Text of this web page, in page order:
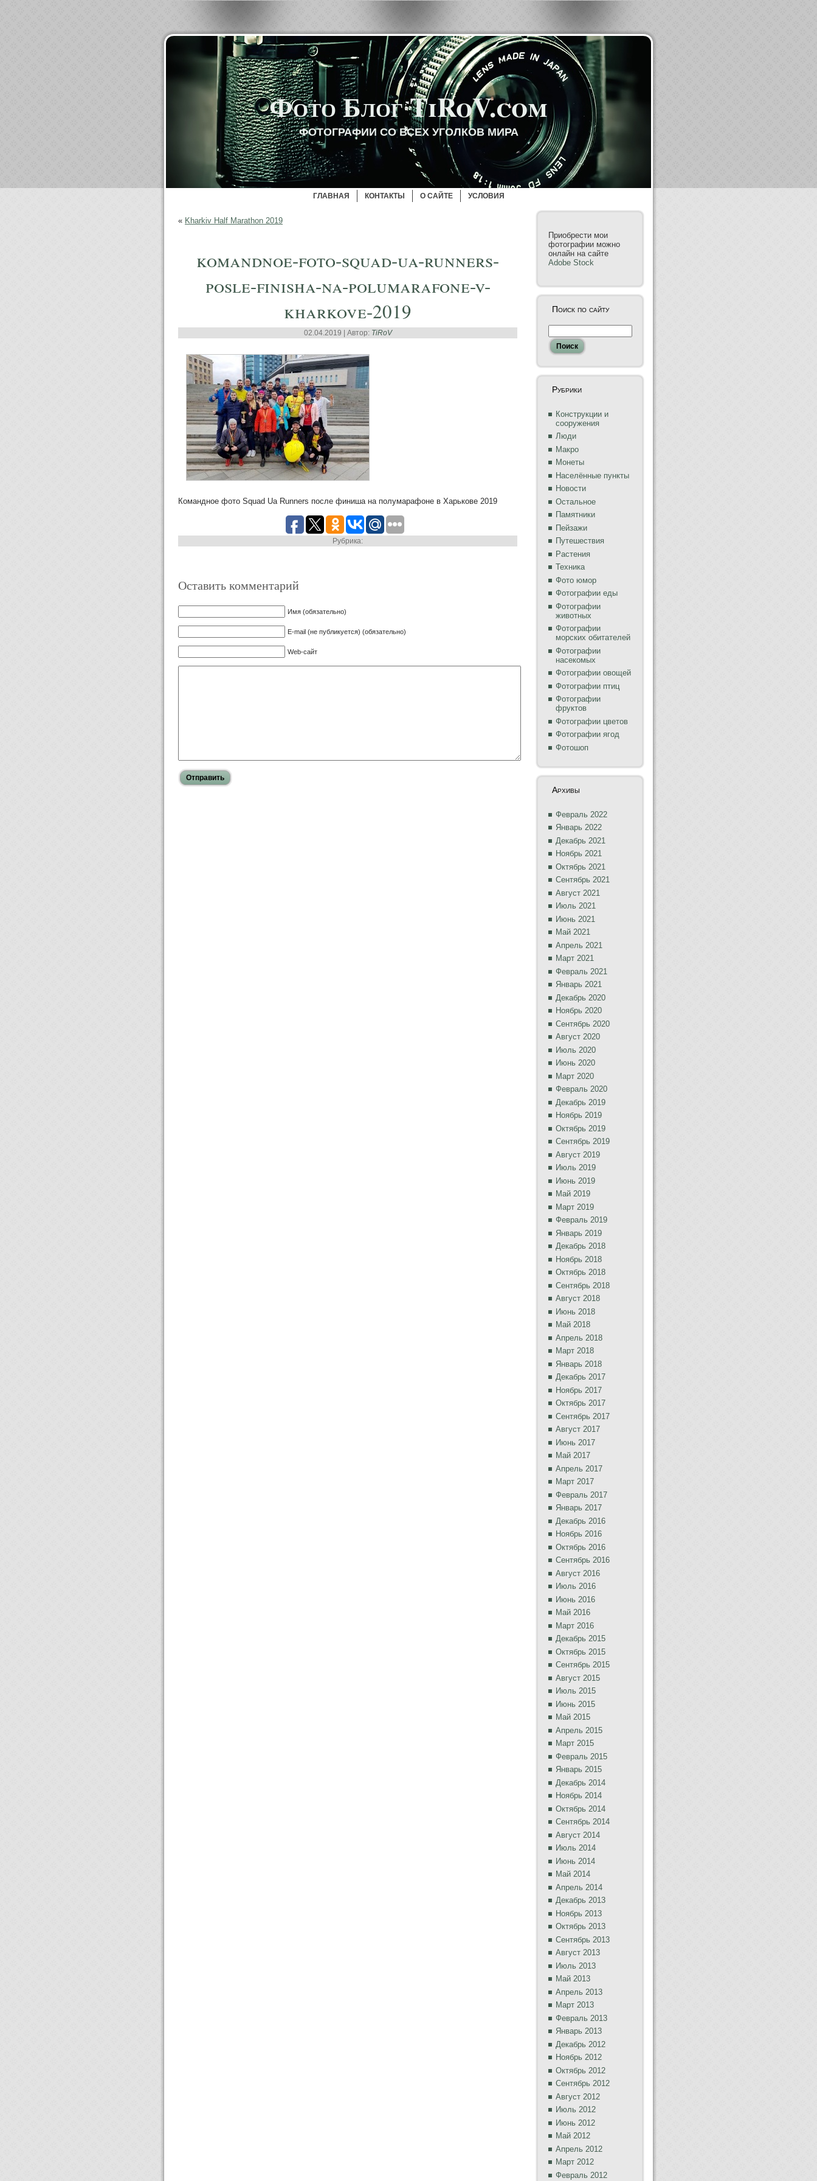
Фото Блог TiRoV.com
ФОТОГРАФИИ СО ВСЕХ УГОЛКОВ МИРА
ГЛАВНАЯ КОНТАКТЫ О САЙТЕ УСЛОВИЯ
« Kharkiv Half Marathon 2019
komandnoe-foto-squad-ua-runners-
posle-finisha-na-polumarafone-v-
kharkove-2019
02.04.2019 | Автор: TiRoV
Командное фото Squad Ua Runners после финиша на полумарафоне в Харькове 2019
Рубрика:
Оставить комментарий
Имя (обязательно)
E-mail (не публикуется) (обязательно)
Web-сайт
Приобрести мои
фотографии можно
онлайн на сайте
Adobe Stock
Поиск по сайту
Рубрики
Конструкции и
сооружения
Люди
Макро
Монеты
Населённые пункты
Новости
Остальное
Памятники
Пейзажи
Путешествия
Растения
Техника
Фото юмор
Фотографии еды
Фотографии
животных
Фотографии
морских обитателей
Фотографии
насекомых
Фотографии овощей
Фотографии птиц
Фотографии
фруктов
Фотографии цветов
Фотографии ягод
Фотошоп
Архивы
Февраль 2022
Январь 2022
Декабрь 2021
Ноябрь 2021
Октябрь 2021
Сентябрь 2021
Август 2021
Июль 2021
Июнь 2021
Май 2021
Апрель 2021
Март 2021
Февраль 2021
Январь 2021
Декабрь 2020
Ноябрь 2020
Сентябрь 2020
Август 2020
Июль 2020
Июнь 2020
Март 2020
Февраль 2020
Декабрь 2019
Ноябрь 2019
Октябрь 2019
Сентябрь 2019
Август 2019
Июль 2019
Июнь 2019
Май 2019
Март 2019
Февраль 2019
Январь 2019
Декабрь 2018
Ноябрь 2018
Октябрь 2018
Сентябрь 2018
Август 2018
Июнь 2018
Май 2018
Апрель 2018
Март 2018
Январь 2018
Декабрь 2017
Ноябрь 2017
Октябрь 2017
Сентябрь 2017
Август 2017
Июнь 2017
Май 2017
Апрель 2017
Март 2017
Февраль 2017
Январь 2017
Декабрь 2016
Ноябрь 2016
Октябрь 2016
Сентябрь 2016
Август 2016
Июль 2016
Июнь 2016
Май 2016
Март 2016
Декабрь 2015
Октябрь 2015
Сентябрь 2015
Август 2015
Июль 2015
Июнь 2015
Май 2015
Апрель 2015
Март 2015
Февраль 2015
Январь 2015
Декабрь 2014
Ноябрь 2014
Октябрь 2014
Сентябрь 2014
Август 2014
Июль 2014
Июнь 2014
Май 2014
Апрель 2014
Декабрь 2013
Ноябрь 2013
Октябрь 2013
Сентябрь 2013
Август 2013
Июль 2013
Май 2013
Апрель 2013
Март 2013
Февраль 2013
Январь 2013
Декабрь 2012
Ноябрь 2012
Октябрь 2012
Сентябрь 2012
Август 2012
Июль 2012
Июнь 2012
Май 2012
Апрель 2012
Март 2012
Февраль 2012